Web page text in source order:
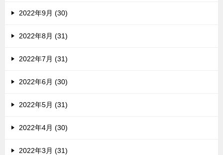
2022年9月 (30)
2022年8月 (31)
2022年7月 (31)
2022年6月 (30)
2022年5月 (31)
2022年4月 (30)
2022年3月 (31)